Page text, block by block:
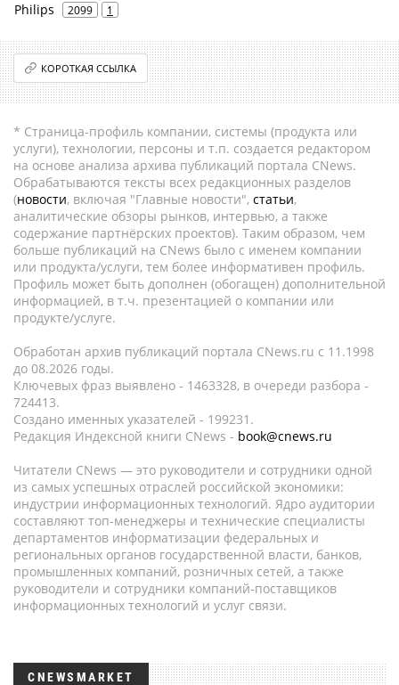
Philips 2099 1
КОРОТКАЯ ССЫЛКА
* Страница-профиль компании, системы (продукта или
услуги), технологии, персоны и т.п. создается редактором
на основе анализа архива публикаций портала CNews.
Обрабатываются тексты всех редакционных разделов
(новости, включая "Главные новости", статьи,
аналитические обзоры рынков, интервью, а также
содержание партнёрских проектов). Таким образом, чем
больше публикаций на CNews было с именем компании
или продукта/услуги, тем более информативен профиль.
Профиль может быть дополнен (обогащен) дополнительной
информацией, в т.ч. презентацией о компании или
продукте/услуге.
Обработан архив публикаций портала CNews.ru c 11.1998
до 08.2026 годы.
Ключевых фраз выявлено - 1463328, в очереди разбора -
724413.
Создано именных указателей - 199231.
Редакция Индексной книги CNews - book@cnews.ru
Читатели CNews — это руководители и сотрудники одной
из самых успешных отраслей российской экономики:
индустрии информационных технологий. Ядро аудитории
составляют топ-менеджеры и технические специалисты
департаментов информатизации федеральных и
региональных органов государственной власти, банков,
промышленных компаний, розничных сетей, а также
руководители и сотрудники компаний-поставщиков
информационных технологий и услуг связи.
CNEWSMARKET